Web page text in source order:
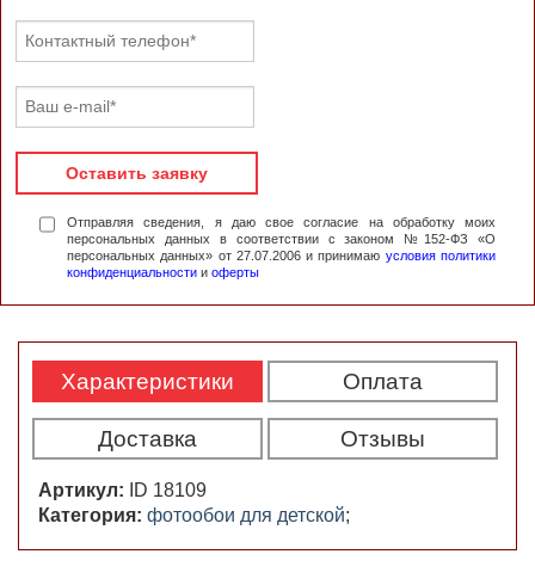
Оставить заявку
Отправляя сведения, я даю свое согласие на обработку моих
персональных данных в соответствии с законом №152-ФЗ «О
персональных данных» от 27.07.2006 и принимаю условия политики
конфиденциальности и оферты
Характеристики Оплата
Доставка Отзывы
Артикул:
ID 18109
Категория: фотообои для детской;